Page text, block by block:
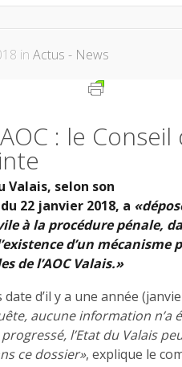
in Actus - News
: le Conseil
Valais, selon son
22 janvier 2018, a
à la procédure pénale,
d’un mécanisme
de l’AOC Valais.»
d’il y a une année
aucune information n’a
l’Etat du Valais
ce dossier», explique le